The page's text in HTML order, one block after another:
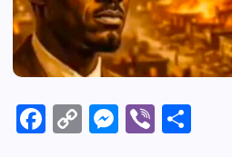
F
C
M
Vi